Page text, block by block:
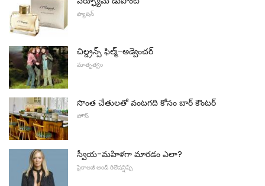
ఫ్యాషన్
చిల్డ్రన్స్ ఫిల్మ్-అడ్వెంచర్
మాతృత్వం
సొంత చేతులతో వంటగది కోసం బార్ కౌంటర్
హౌస్
స్వీయ-మహిళగా మారడం ఎలా?
సైకాలజీ అండ్ రిలేషన్షిప్స్